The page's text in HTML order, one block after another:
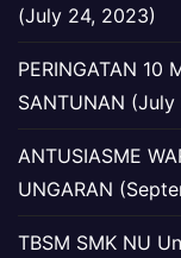
(July 24, 2023)
PERINGATAN 10
SANTUNAN
ANTUSIASME
UNGARAN
TBSM SMK NU